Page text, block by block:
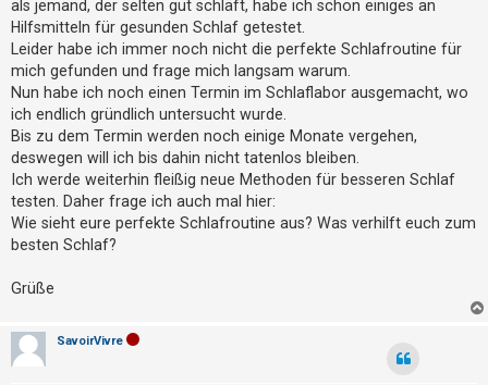
t
r
i
e
r
e
n
U
n
e
a
g
als jemand, der selten gut schläft, habe ich schon einiges an
Hilfsmitteln für gesunden Schlaf getestet.
Leider habe ich immer noch nicht die perfekte Schlafroutine für
mich gefunden und frage mich langsam warum.
Nun habe ich noch einen Termin im Schlaflabor ausgemacht, wo
ich endlich gründlich untersucht wurde.
Bis zu dem Termin werden noch einige Monate vergehen,
deswegen will ich bis dahin nicht tatenlos bleiben.
Ich werde weiterhin fleißig neue Methoden für besseren Schlaf
testen. Daher frage ich auch mal hier:
Wie sieht eure perfekte Schlafroutine aus? Was verhilft euch zum
besten Schlaf?
Grüße
SavoirVivre